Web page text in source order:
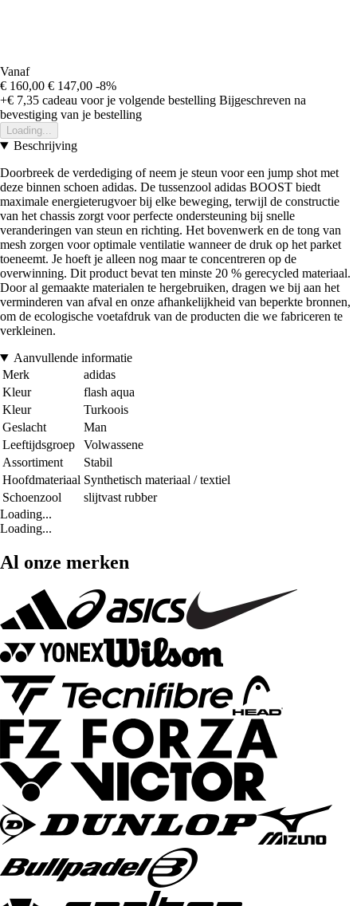
Vanaf
€ 160,00 € 147,00 -8%
+€ 7,35 cadeau voor je volgende bestelling Bijgeschreven na
bevestiging van je bestelling
Loading...
Beschrijving
Doorbreek de verdediging of neem je steun voor een jump shot met
deze binnen schoen adidas. De tussenzool adidas BOOST biedt
maximale energieterugvoer bij elke beweging, terwijl de constructie
van het chassis zorgt voor perfecte ondersteuning bij snelle
veranderingen van steun en richting. Het bovenwerk en de tong van
mesh zorgen voor optimale ventilatie wanneer de druk op het parket
toeneemt. Je hoeft je alleen nog maar te concentreren op de
overwinning. Dit product bevat ten minste 20 % gerecycled materiaal.
Door al gemaakte materialen te hergebruiken, dragen we bij aan het
verminderen van afval en onze afhankelijkheid van beperkte bronnen,
om de ecologische voetafdruk van de producten die we fabriceren te
verkleinen.
Aanvullende informatie
Merk
adidas
Kleur
flash aqua
Kleur
Turkoois
Geslacht
Man
Leeftijdsgroep
Volwassene
Assortiment
Stabil
Hoofdmateriaal Synthetisch materiaal / textiel
Schoenzool
slijtvast rubber
Loading...
Loading...
Al onze merken